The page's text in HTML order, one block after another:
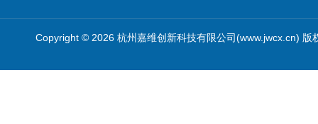
Copyright © 2026 杭州嘉维创新科技有限公司(www.jwcx.cn) 版